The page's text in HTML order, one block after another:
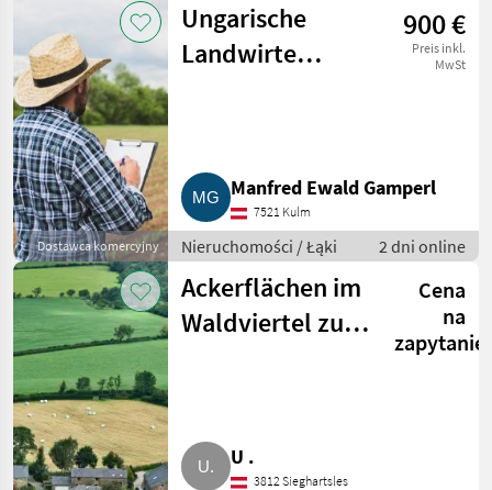
Dostawca komercyjny
Ungarische
Landwirte
900 €
Preis inkl.
MwSt
Manfred Ewald Gamperl
7521 Kulm
Nieruchomości / Łąki 2 dni online
Ackerflächen im
Waldviertel zu
Cena
na
zapytanie
U .
3812 Sieghartsles